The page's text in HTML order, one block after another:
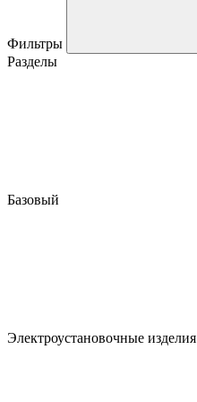
Фильтры
Разделы
Базовый
Электроустановочные изделия